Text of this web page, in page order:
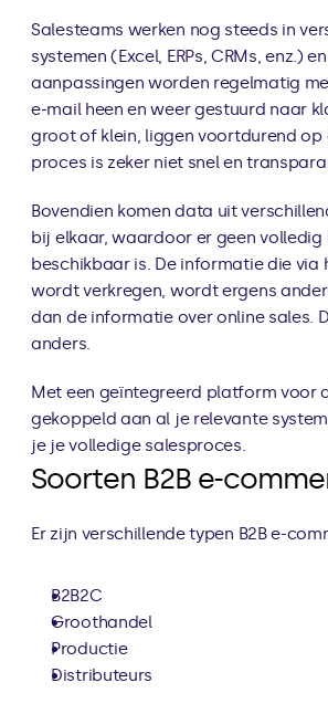
Salesteams werken nog steeds in
systemen (Excel, ERPs, CRMs, enz.)
aanpassingen worden regelmatig
e-mail heen en weer gestuurd naar
groot of klein, liggen voortdurend op
proces is zeker niet snel en
Bovendien komen data uit
bij elkaar, waardoor er geen volledig
beschikbaar is. De informatie die via
wordt verkregen, wordt ergens
dan de informatie over online sales.
anders.
Met een geïntegreerd platform voor
gekoppeld aan al je relevante
je je volledige salesproces.
Soorten B2B e-
Er zijn verschillende typen B2B e-
B2B2C
Groothandel
Productie
Distributeurs